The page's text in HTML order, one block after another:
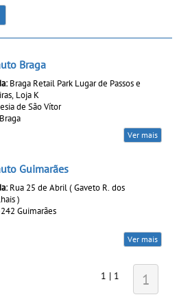
Braga
Braga Retail Park Lugar de Passos e
Loja K
de São Vítor
Ver mais
Guimarães
Rua 25 de Abril ( Gaveto R. dos
)
Guimarães
Ver mais
1 | 1 1